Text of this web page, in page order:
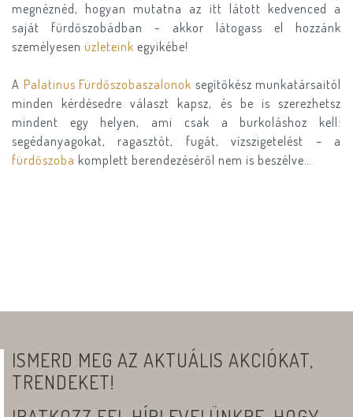
megnéznéd, hogyan mutatna az itt látott kedvenced a
saját fürdőszobádban - akkor látogass el hozzánk
személyesen üzleteink egyikébe!
A Palatinus Fürdőszobaszalonok segítőkész munkatársaitól
minden kérdésedre választ kapsz, és be is szerezhetsz
mindent egy helyen, ami csak a burkoláshoz kell:
segédanyagokat, ragasztót, fugát, vízszigetelést – a
fürdőszoba komplett berendezéséről nem is beszélve…
ISMERD MEG AZ AKTUÁLIS AKCIÓKAT,
TRENDEKET!